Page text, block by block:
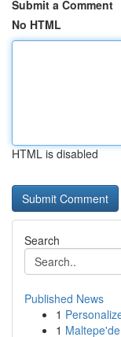
Submit a Comment
No HTML
HTML is disabled
Search
Published News
1
1